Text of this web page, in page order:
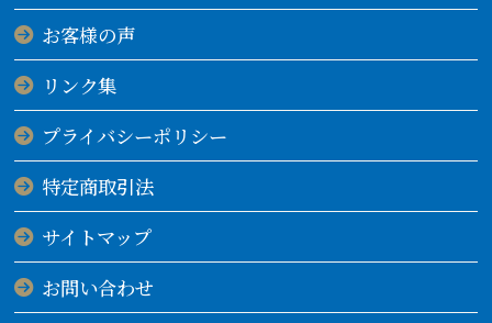
お客様の声
リンク集
プライバシーポリシー
特定商取引法
サイトマップ
お問い合わせ